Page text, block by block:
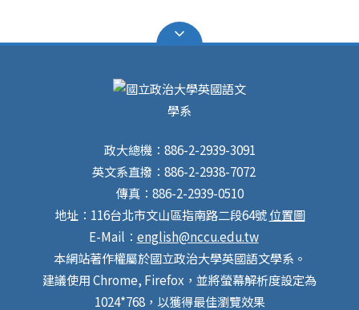
social space, and intersubjectivity • Romantic
and signs • Self-reflexive textual practices, ancient
and modern • History of the book • Imaging the
representation of gender, race, and class • The advent
and future of the moving image • Shakespeare and
Digital Humanities • Imaging in Shakespeare •
Visualizing Shakespeare 請將300字摘要、論文題目、
五個關鍵詞、簡歷（含姓名、職稱、代表著作、聯絡方
會議網址：https://2023wsconf.wordpress.com/ 投稿信
箱：2023wsconf@gmail.com 重要日期： 摘要截止收件
日：2023年2月1日 摘要審查結果通知日：2023年2月28
導，從中獲益學習，提升語言學研究之水平。自2000年
起已舉辦過二十二屆，歷屆會議所累積之成果有目共睹。
學語言學研究所合辦，很榮幸有這個機會承辦此會議，我
們希望延續前人優良傳統，提升研究生從事語言學研究的
高度及廣度，為台灣語言學界的未來注入新的活力。
established by the Linguistic Society of Taiwan (LST).
It is one of the important linguistic conferences in
Taiwan. Every year, LST invites a local university to host
this conference. In 2022, it is the honor of the organizer,
the Department of English, and the co-organizer,
Graduate Institute of Linguistics, National Chengchi
University, to host this conference. 會議主題：語言學
研究的挑戰 Conference Theme: Linguistic Research in
Challenging Times 會議子題 Conference subfields：(但
政大總機：886-2-2939-3091
英文系直撥：886-2-2938-7072
傳真：886-2-2939-0510
地址：116台北市文山區指南路二段64號位置圖
E-Mail： english@nccu.edu.tw
本網站著作權屬於國立政治大學英國語文學系。
建議使用 Chrome, Firefox，並將螢幕解析度設定為
1024*768，以獲得最佳瀏覽效果